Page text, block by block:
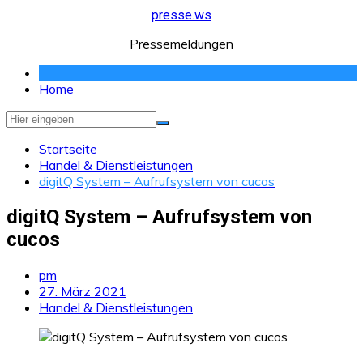
presse.ws
Pressemeldungen
Home
Startseite
Handel & Dienstleistungen
digitQ System – Aufrufsystem von cucos
digitQ System – Aufrufsystem von
cucos
pm
27. März 2021
Handel & Dienstleistungen